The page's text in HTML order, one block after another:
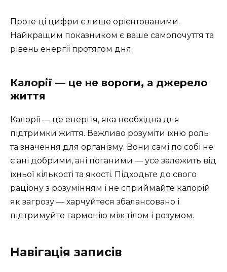
Проте ці цифри є лише орієнтованими.
Найкращим показником є ваше самопочуття та
рівень енергії протягом дня.
Калорії — це не вороги, а джерело
життя
Калорії — це енергія, яка необхідна для
підтримки життя. Важливо розуміти їхню роль
та значення для організму. Вони самі по собі не
є ані добрими, ані поганими — усе залежить від
їхньої кількості та якості. Підходьте до свого
раціону з розумінням і не сприймайте калорій
як загрозу — харчуйтеся збалансовано і
підтримуйте гармонію між тілом і розумом.
Навігація записів